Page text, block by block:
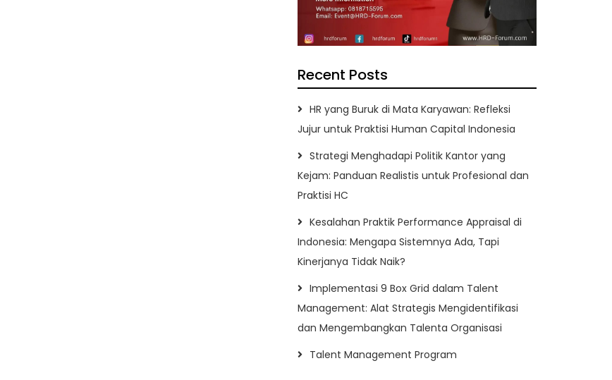
Recent Posts
HR yang Buruk di Mata Karyawan: Refleksi
Jujur untuk Praktisi Human Capital Indonesia
Strategi Menghadapi Politik Kantor yang
Kejam: Panduan Realistis untuk Profesional dan
Praktisi HC
Kesalahan Praktik Performance Appraisal di
Indonesia: Mengapa Sistemnya Ada, Tapi
Kinerjanya Tidak Naik?
Implementasi 9 Box Grid dalam Talent
Management: Alat Strategis Mengidentifikasi
dan Mengembangkan Talenta Organisasi
Talent Management Program